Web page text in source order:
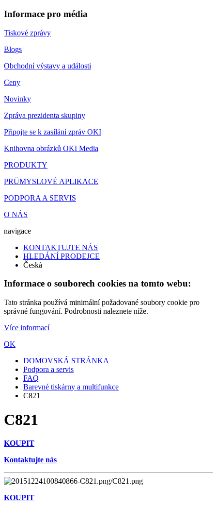
Informace pro média
Tiskové zprávy
Blogs
Obchodní výstavy a události
Ceny
Novinky
Zpráva prezidenta skupiny
Připojte se k zasílání zpráv OKI
Knihovna obrázků OKI Media
PRODUKTY
PRŮMYSLOVÉ APLIKACE
PODPORA A SERVIS
O NÁS
navigace
KONTAKTUJTE NÁS
HLEDÁNÍ PRODEJCE
Česká
Informace o souborech cookies na tomto webu:
Tato stránka používá minimální požadované soubory cookie pro
správné fungování. Podrobnosti naleznete níže.
Více informací
OK
DOMOVSKÁ STRÁNKA
Podpora a servis
FAQ
Barevné tiskárny a multifunkce
C821
C821
KOUPIT
Kontaktujte nás
KOUPIT